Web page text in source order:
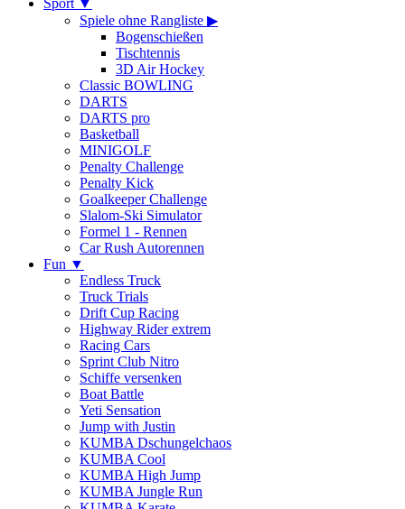
Sport ▼
Spiele ohne Rangliste ▶
Bogenschießen
Tischtennis
3D Air Hockey
Classic BOWLING
DARTS
DARTS pro
Basketball
MINIGOLF
Penalty Challenge
Penalty Kick
Goalkeeper Challenge
Slalom-Ski Simulator
Formel 1 - Rennen
Car Rush Autorennen
Fun ▼
Endless Truck
Truck Trials
Drift Cup Racing
Highway Rider extrem
Racing Cars
Sprint Club Nitro
Schiffe versenken
Boat Battle
Yeti Sensation
Jump with Justin
KUMBA Dschungelchaos
KUMBA Cool
KUMBA High Jump
KUMBA Jungle Run